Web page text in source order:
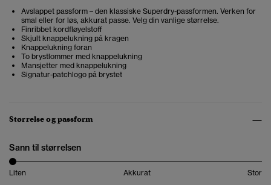
Avslappet passform – den klassiske Superdry-passformen. Verken for
smal eller for løs, akkurat passe. Velg din vanlige størrelse.
Finribbet kordfløyelstoff
Skjult knappelukning på kragen
Knappelukning foran
To brystlommer med knappelukning
Mansjetter med knappelukning
Signatur-patchlogo på brystet
Størrelse og passform
Sann til størrelsen
Liten Akkurat Stor